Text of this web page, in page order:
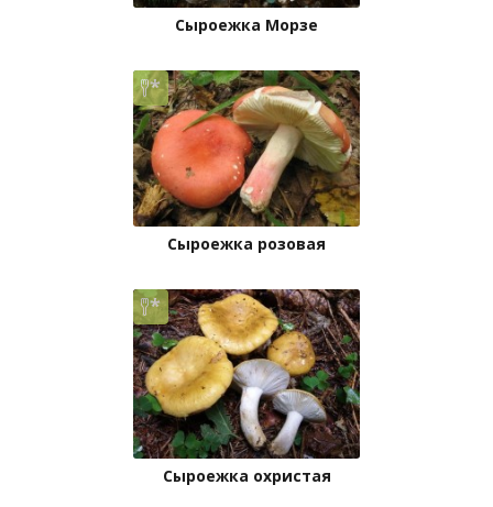
Сыроежка Морзе
Сыроежка розовая
Сыроежка охристая